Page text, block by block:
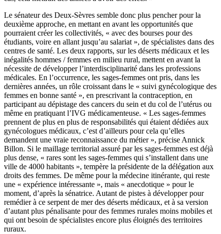
Le sénateur des Deux-Sèvres semble donc plus pencher pour la
deuxième approche, en mettant en avant les opportunités que
pourraient créer les collectivités, « avec des bourses pour des
étudiants, voire en allant jusqu’au salariat », de spécialistes dans des
centres de santé. Les deux rapports, sur les déserts médicaux et les
inégalités hommes / femmes en milieu rural, mettent en avant la
nécessite de développer l’interdisciplinarité dans les professions
médicales. En l’occurrence, les sages-femmes ont pris, dans les
dernières années, un rôle croissant dans le « suivi gynécologique des
femmes en bonne santé », en prescrivant la contraception, en
participant au dépistage des cancers du sein et du col de l’utérus ou
même en pratiquant l’IVG médicamenteuse. « Les sages-femmes
prennent de plus en plus de responsabilités qui étaient dédiées aux
gynécologues médicaux, c’est d’ailleurs pour cela qu’elles
demandent une vraie reconnaissance du métier », précise Annick
Billon. Si le maillage territorial assuré par les sages-femmes est déjà
plus dense, « rares sont les sages-femmes qui s’installent dans une
ville de 4000 habitants », tempère la présidente de la délégation aux
droits des femmes. De même pour la médecine itinérante, qui reste
une « expérience intéressante », mais « anecdotique » pour le
moment, d’après la sénatrice. Autant de pistes à développer pour
remédier à ce serpent de mer des déserts médicaux, et à sa version
d’autant plus pénalisante pour des femmes rurales moins mobiles et
qui ont besoin de spécialistes encore plus éloignés des territoires
ruraux.